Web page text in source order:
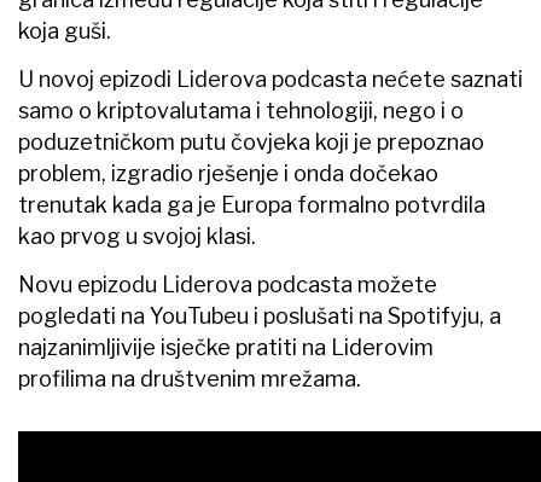
koja guši.
U novoj epizodi Liderova podcasta nećete saznati
samo o kriptovalutama i tehnologiji, nego i o
poduzetničkom putu čovjeka koji je prepoznao
problem, izgradio rješenje i onda dočekao
trenutak kada ga je Europa formalno potvrdila
kao prvog u svojoj klasi.
Novu epizodu Liderova podcasta možete
pogledati na YouTubeu i poslušati na Spotifyju, a
najzanimljivije isječke pratiti na Liderovim
profilima na društvenim mrežama.